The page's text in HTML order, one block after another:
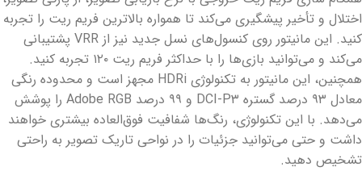
اختلال و تأخیر پیشگیری می‌کند تا همواره بالاترین فریم ریت را تجربه
کنید. این مانیتور روی کنسول‌های نسل جدید نیز از VRR پشتیبانی
می‌کند و می‌توانید بازی‌ها را با حداکثر فریم ریت ۱۲۰ تجربه کنید.
همچنین، این مانیتور به تکنولوژی HDRi مجهز است و محدوده رنگی
معادل ۹۳ درصد گستره DCI-P۳ و ۹۹ درصد Adobe RGB را پوشش
می‌دهد. با این تکنولوژی، رنگ‌ها شفافیت فوق‌العاده بیشتری خواهند
داشت و حتی می‌توانید جزئیات را در نواحی تاریک تصویر به راحتی
تشخیص دهید.